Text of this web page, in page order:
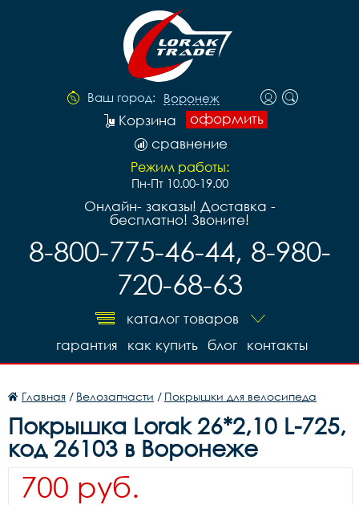
Ваш город: Воронеж
оформить
Корзина
сравнение
Режим работы:
Пн-Пт 10.00-19.00
Онлайн- заказы! Доставка -
бесплатно! Звоните!
8-800-775-46-44, 8-980-
720-68-63
каталог товаров
контакты
блог
как купить
гарантия
Главная / Велозапчасти / Покрышки для велосипеда
Покрышка Lorak 26*2,10 L-725,
код 26103 в Воронеже
700 руб.